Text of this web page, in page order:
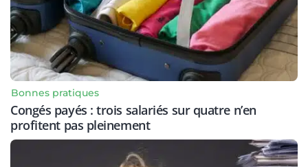
Bonnes pratiques
Congés payés : trois salariés sur quatre n’en
profitent pas pleinement